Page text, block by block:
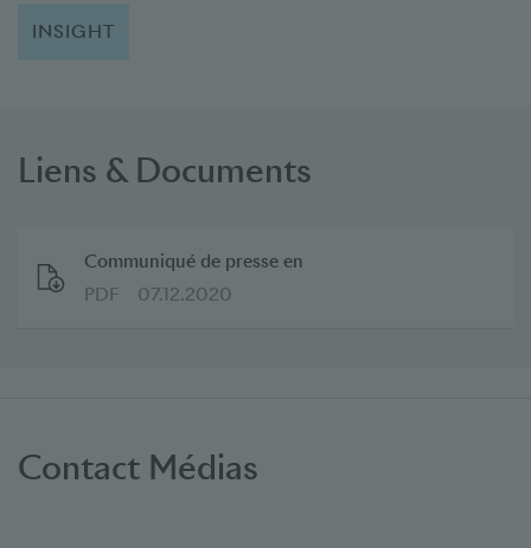
INSIGHT
Liens & Documents
Communiqué de presse en
PDF
07.12.2020
Contact Médias